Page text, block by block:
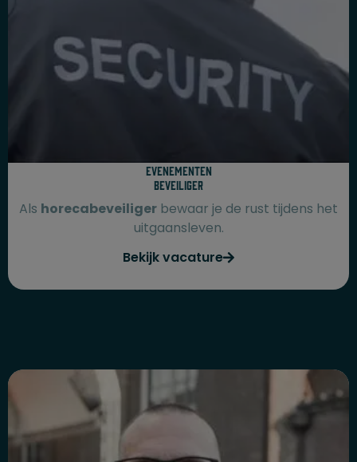
Evenementen
beveiliger
Als horecabeveiliger bewaar je de rust tijdens het
uitgaansleven.
Bekijk vacature